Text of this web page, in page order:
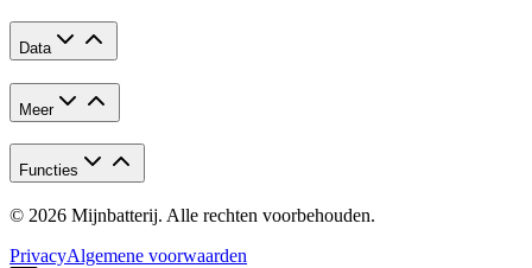
Data
Meer
Functies
© 2026 Mijnbatterij. Alle rechten voorbehouden.
PrivacyAlgemene voorwaarden